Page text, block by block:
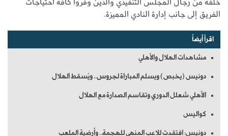
الفريق إلى جانب إدارة النادي المميزة.
اقرأ أيضاً
مشاهدات الهلال والأهلي
دونيس (يخبص) ويسلم المباراة لجروس.. ويُسقط الهلال
الأهلي شعلل الدوري وتقاسم الصدارة مع الهلال
كواليس
دونيس: افتقدت للاعب المنهي للهجمة.. وأرضية الملعب